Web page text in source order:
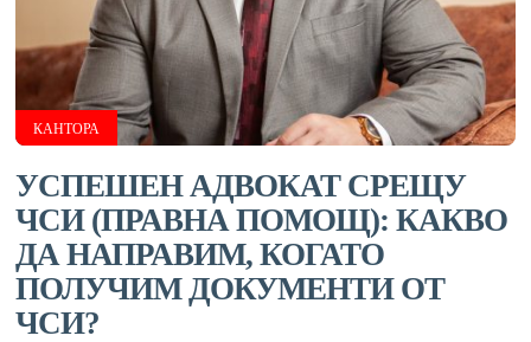
КАНТОРА
УСПЕШЕН АДВОКАТ СРЕЩУ
ЧСИ (ПРАВНА ПОМОЩ): КАКВО
ДА НАПРАВИМ, КОГАТО
ПОЛУЧИМ ДОКУМЕНТИ ОТ
ЧСИ?